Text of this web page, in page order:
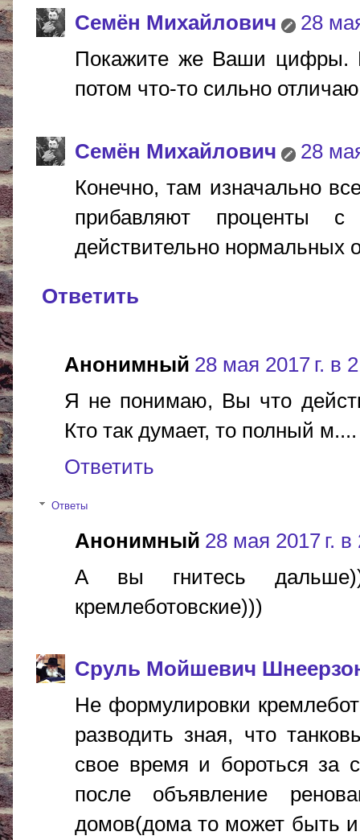
Cемён Михайлович
28
Покажите же Ваши цифры.
потом что-то сильно
Cемён Михайлович
28
Конечно, там изначально
прибавляют проценты
действительно нормальных
Ответить
Анонимный 28 мая 2017 г. в
Я не понимаю, Вы что
Кто так думает, то полный м....
Ответить
Ответы
Анонимный 28 мая 2017 г. в
А вы гнитесь
кремлеботовские)))
Сруль Мойшевич
Не формулировки
разводить зная, что
свое время и бороться за
после объявление
домов(дома то может быть